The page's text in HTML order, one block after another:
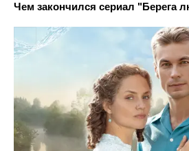
Чем закончился сериал "Берега